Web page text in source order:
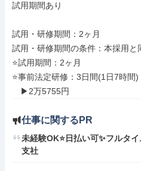
試用期間あり
試用・研修期間：2ヶ月
試用・研修期間の条件：本採用と
⭐試用期間：2ヶ月
⭐事前法定研修：3日間(1日7時間)
仕事に関するPR
未経験OK⭐日払い可✨フルタ
支社